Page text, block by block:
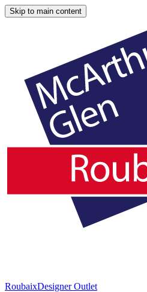
Skip to main content
RoubaixDesigner Outlet